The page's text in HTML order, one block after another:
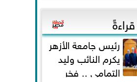
شيحة يداويان...
رئيس جامعة الأزهر
يكرم النائب وليد
التمامي .. فخر